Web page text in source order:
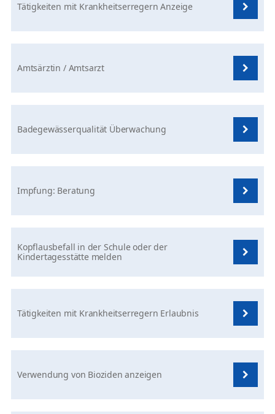
Tätigkeiten mit Krankheitserregern Anzeige
Amtsärztin / Amtsarzt
Badegewässerqualität Überwachung
Impfung: Beratung
Kopflausbefall in der Schule oder der
Kindertagesstätte melden
Tätigkeiten mit Krankheitserregern Erlaubnis
Verwendung von Bioziden anzeigen